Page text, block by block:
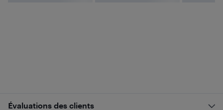
Évaluations des clients